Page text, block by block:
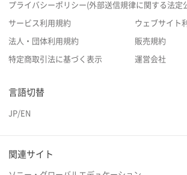
プライバシーポリシー(外部送信規律に関する法定
サービス利用規約 ウェブサイト
法人・団体利用規約 販売規約
特定商取引法に基づく表示 運営会社
言語切替
JP/EN
関連サイト